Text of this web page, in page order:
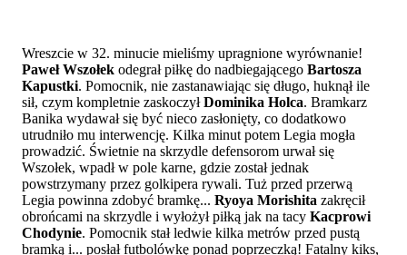
Wreszcie w 32. minucie mieliśmy upragnione wyrównanie!
Paweł Wszołek odegrał piłkę do nadbiegającego Bartosza
Kapustki. Pomocnik, nie zastanawiając się długo, huknął ile
sił, czym kompletnie zaskoczyłDominika Holca. Bramkarz
Banika wydawał się być nieco zasłonięty, co dodatkowo
utrudniło mu interwencję. Kilka minut potem Legia mogła
prowadzić. Świetnie na skrzydle defensorom urwał się
Wszołek, wpadł w pole karne, gdzie został jednak
powstrzymany przez golkipera rywali. Tuż przed przerwą
Legia powinna zdobyć bramkę... Ryoya Morishita zakręcił
obrońcami na skrzydle i wyłożył piłką jak na tacy Kacprowi
Chodynie. Pomocnik stał ledwie kilka metrów przed pustą
bramką i... posłał futbolówkę ponad poprzeczką! Fatalny kiks,